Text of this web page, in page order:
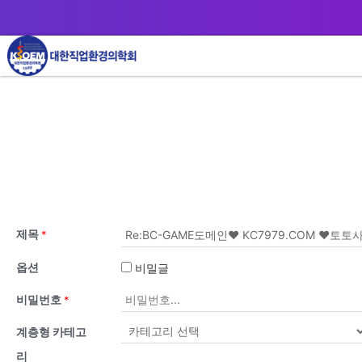
제목 *
옵션 비밀글
비밀번호 *
계층형 카테고
리